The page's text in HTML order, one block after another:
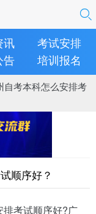
讯
考试安排
告 培训报名
考本科怎么安排考
顺序好？
考试顺序好?广